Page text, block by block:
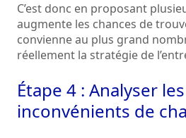
C’est donc en proposant
augmente les chances de
convienne au plus grand
réellement la stratégie de
Étape 4 : Analyser
inconvénients de